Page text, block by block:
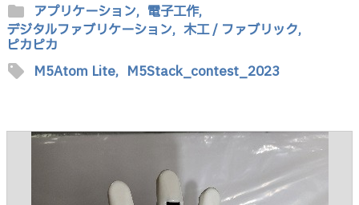
folder アプリケーション, 電子工作,
デジタルファブリケーション, 木工 / ファブリック,
ピカピカ
sell M5Atom Lite, M5Stack_contest_2023